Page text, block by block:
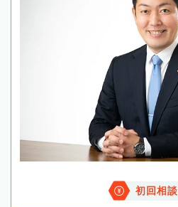
初回相